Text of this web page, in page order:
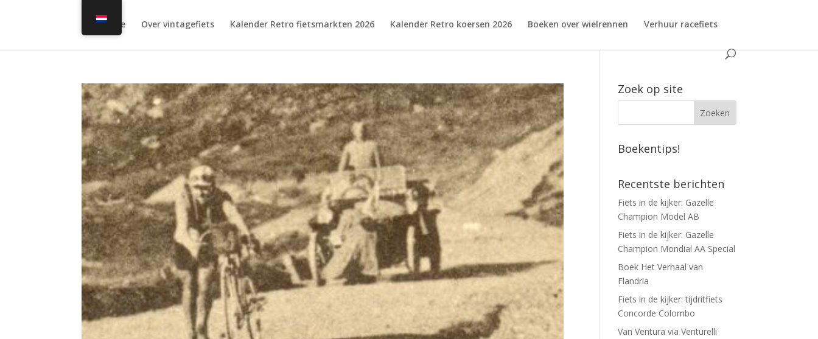
Home Over vintagefiets Kalender Retro fietsmarkten 2026 Kalender Retro koersen 2026 Boeken over wielrennen Verhuur racefiets
Zoek op site
Boekentips!
Recentste berichten
Fiets in de kijker: Gazelle
Champion Model AB
Fiets in de kijker: Gazelle
Champion Mondial AA Special
Boek Het Verhaal van
Flandria
Fiets in de kijker: tijdritfiets
Concorde Colombo
Van Ventura via Venturelli